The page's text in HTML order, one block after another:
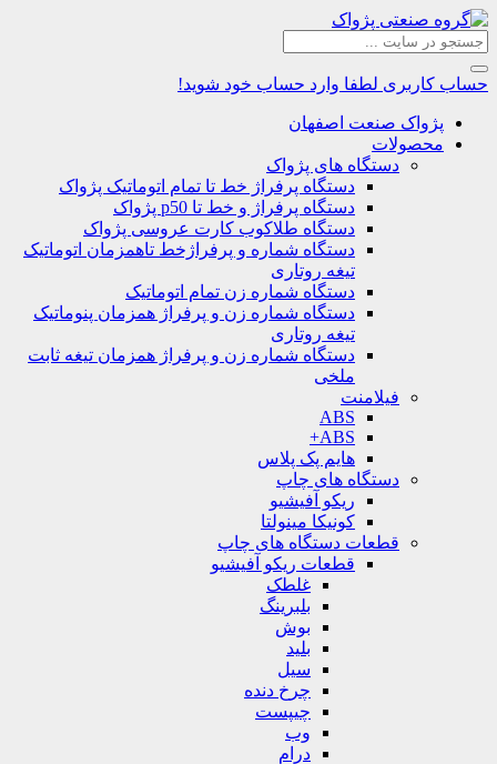
حساب کاربری لطفا وارد حساب خود شوید!
پژواک صنعت اصفهان
محصولات
دستگاه های پژواک
دستگاه پرفراژ خط تا تمام اتوماتیک پژواک
دستگاه پرفراژ و خط تا p50 پژواک
دستگاه طلاکوب کارت عروسی پژواک
دستگاه شماره و پرفراژخط تاهمزمان اتوماتیک
تیغه روتاری
دستگاه شماره زن تمام اتوماتیک
دستگاه شماره زن و پرفراژ همزمان پنوماتیک
تیغه روتاری
دستگاه شماره زن و پرفراژ همزمان تیغه ثابت
ملخی
فیلامنت
ABS
ABS+
هایم پک پلاس
دستگاه های چاپ
ریکو آفیشیو
کونیکا مینولتا
قطعات دستگاه های چاپ
قطعات ریکو آفیشیو
غلطک
بلبرینگ
بوش
بلید
سیل
چرخ دنده
چیپست
وب
درام